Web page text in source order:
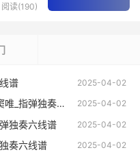
阅读(190)
2025-04-02
谱
2025-04-02
弹独奏六线谱
2025-04-02
独奏六线谱
2025-04-02
奏六线谱